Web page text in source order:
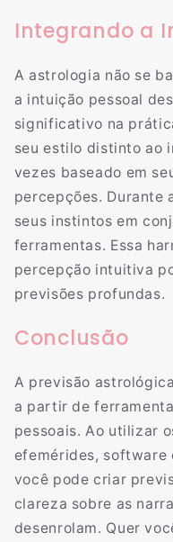
Integrando a
A astrologia não se
a intuição pessoal
significativo na
seu estilo distinto ao
vezes baseado em
percepções. Durante
seus instintos em
ferramentas. Essa
percepção intuitiva
previsões profundas.
Conclusão
A previsão
a partir de
pessoais. Ao utilizar
efemérides, software
você pode criar
clareza sobre as
desenrolam. Quer